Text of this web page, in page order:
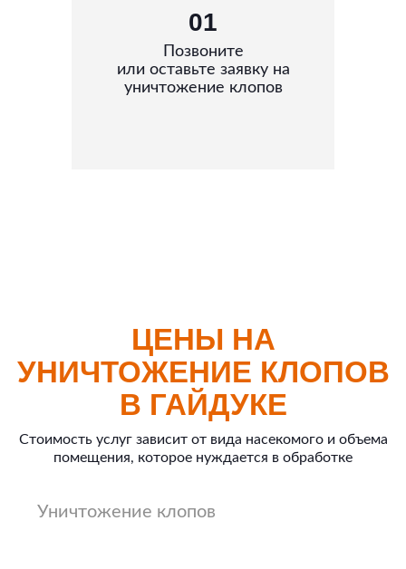
01
Позвоните
или оставьте заявку на
уничтожение клопов
ЦЕНЫ НА
УНИЧТОЖЕНИЕ КЛОПОВ
В ГАЙДУКЕ
Стоимость услуг зависит от вида насекомого и объема
помещения, которое нуждается в обработке
Уничтожение клопов